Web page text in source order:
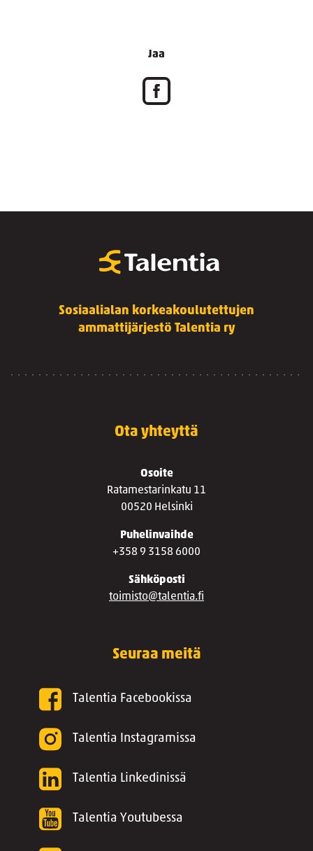
Jaa
Sosiaalialan korkeakoulutettujen
ammattijärjestö Talentia ry
Ota yhteyttä
Osoite
Ratamestarinkatu 11
00520 Helsinki
Puhelinvaihde
+358 9 3158 6000
Sähköposti
toimisto@talentia.fi
Seuraa meitä
Talentia Facebookissa
Talentia Instagramissa
Talentia Linkedinissä
Talentia Youtubessa